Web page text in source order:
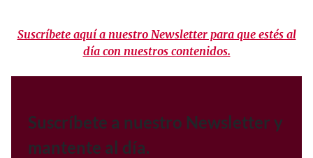
Suscríbete aquí a nuestro Newsletter para que estés al
día con nuestros contenidos.
Suscríbete a nuestro Newsletter y
mantente al día.